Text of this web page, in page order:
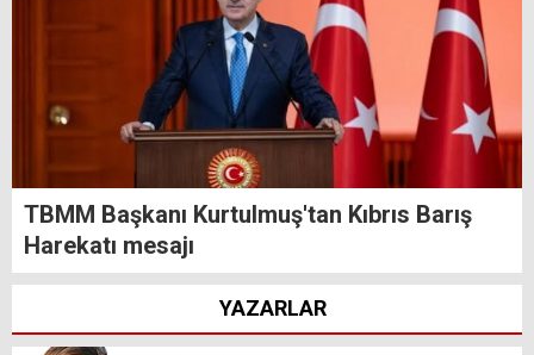
TBMM Başkanı Kurtulmuş'tan Kıbrıs Barış
Harekatı mesajı
YAZARLAR